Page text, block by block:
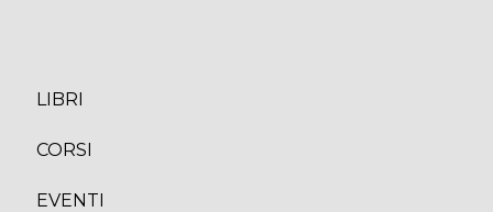
LIBRI
CORSI
EVENTI